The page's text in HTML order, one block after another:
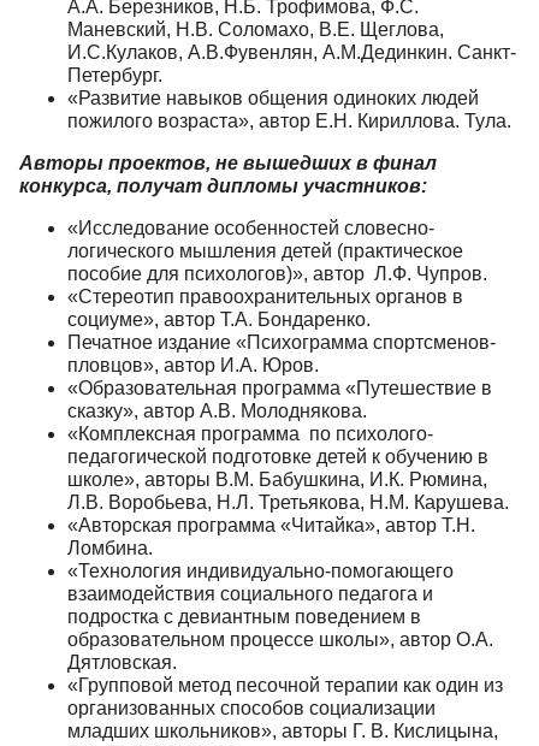
А.А. Березников, Н.Б. Трофимова, Ф.С.
Маневский, Н.В. Соломахо, В.Е. Щеглова,
И.С.Кулаков, А.В.Фувенлян, А.М.Дединкин. Санкт-
Петербург.
«Развитие навыков общения одиноких людей
пожилого возраста», автор Е.Н. Кириллова. Тула.
Авторы проектов, не вышедших в финал
конкурса, получат дипломы участников:
«Исследование особенностей словесно-
логического мышления детей (практическое
пособие для психологов)», автор Л.Ф. Чупров.
«Стереотип правоохранительных органов в
социуме», автор Т.А. Бондаренко.
Печатное издание «Психограмма спортсменов-
пловцов», автор И.А. Юров.
«Образовательная программа «Путешествие в
сказку», автор А.В. Молоднякова.
«Комплексная программа по психолого-
педагогической подготовке детей к обучению в
школе», авторы В.М. Бабушкина, И.К. Рюмина,
Л.В. Воробьева, Н.Л. Третьякова, Н.М. Карушева.
«Авторская программа «Читайка», автор Т.Н.
Ломбина.
«Технология индивидуально-помогающего
взаимодействия социального педагога и
подростка с девиантным поведением в
образовательном процессе школы», автор О.А.
Дятловская.
«Групповой метод песочной терапии как один из
организованных способов социализации
младших школьников», авторы Г. В. Кислицына,